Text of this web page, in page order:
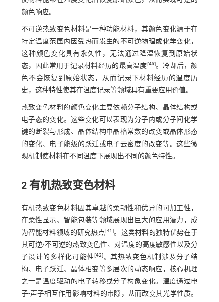
颜色响应。
不可逆热致变色材料是一种功能材料，其颜色变化源于在
特定温度范围内因受热而发生的不可逆物理或化学变化，
这种颜色变化具有永久性，无法通过降温恢复到原始状
态，因此常用于记录材料经历的最高温度 [40]。冷却后，颜
色不会恢复到原始状态，从而记录下材料经历的温度历
史，这种特性使其在温度记录等领域具有重要应用价值。
热致变色材料的颜色变化主要依赖分子结构、晶体结构或
电子态的变化。这些变化可以表现为分子内或分子间化学
键的断裂与形成、晶体结构中晶格常数的改变或晶体形态
的变化、电子能级的跃迁或电子云密度的改变等。这些微
观机制使材料在不同温度下展现出不同的颜色特性。
2 有机热致变色材料
有机热致变色材料因其卓越的柔韧性和优异的可加工性，
在柔性显示、智能包装等领域展现出巨大的应用潜力，成
为智能材料领域的研究热点[41]。这类材料的独特优势在于
其可逆/不可逆的热致变色性、对温度的高度敏感性以及分
子设计的多样化可能性[42]。其热致变色机制涉及分子结
构、电子跃迁、晶体相变等多层次的动态响应，核心机理
之一是温度驱动的电子转移或分子构象变化。温度通过电
子-声子相互作用影响材料的带隙，从而改变其光学性质。